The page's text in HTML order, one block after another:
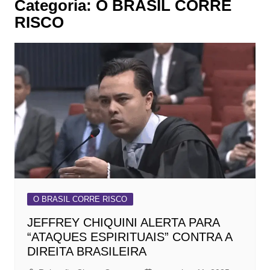
Categoria: O BRASIL CORRE
RISCO
O BRASIL CORRE RISCO
JEFFREY CHIQUINI ALERTA PARA
“ATAQUES ESPIRITUAIS” CONTRA A
DIREITA BRASILEIRA